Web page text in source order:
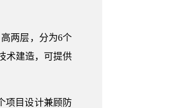
两层，分为6个
术建造，可提供
项目设计兼顾防